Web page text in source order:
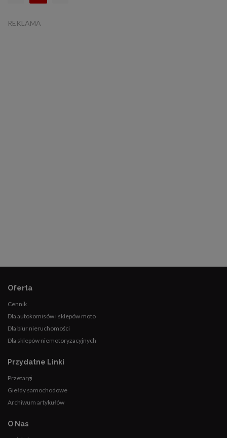
REKLAMA
Oferta
Cennik
Dla autokomisów i sklepów moto
Dla biur nieruchomości
Dla sklepów niemotoryzacyjnych
Przydatne Linki
Przetargi
Giełdy samochodowe
Archiwum artykułów
O Nas